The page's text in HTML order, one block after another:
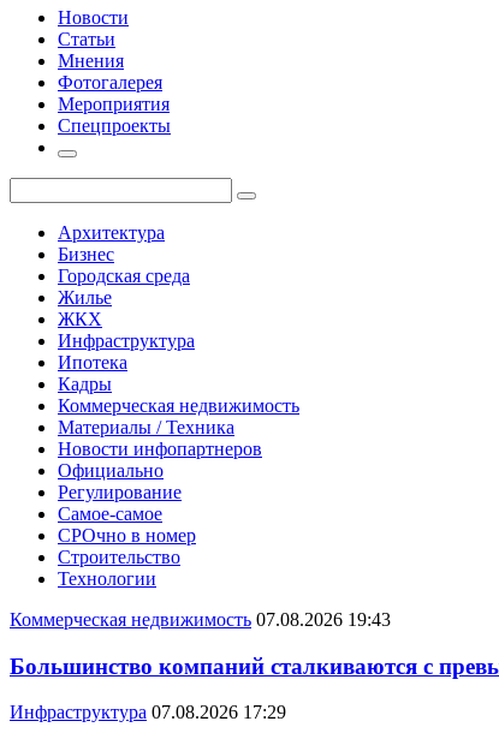
Новости
Статьи
Мнения
Фотогалерея
Мероприятия
Спецпроекты
Архитектура
Бизнес
Городская среда
Жилье
ЖКХ
Инфраструктура
Ипотека
Кадры
Коммерческая недвижимость
Материалы / Техника
Новости инфопартнеров
Официально
Регулирование
Самое-самое
СРОчно в номер
Строительство
Технологии
Коммерческая недвижимость 07.08.2026 19:43
Большинство компаний сталкиваются с
Инфраструктура 07.08.2026 17:29